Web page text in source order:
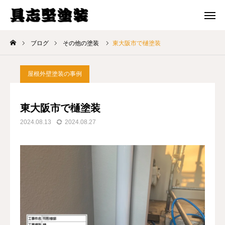
ブログ その他の塗装 東大阪市で樋塗装
屋根外壁塗装の事例
東大阪市で樋塗装
2024.08.13 2024.08.27
メール 問合せ 電話 問合せ
ホーム
料金プラン
お問い合わせ